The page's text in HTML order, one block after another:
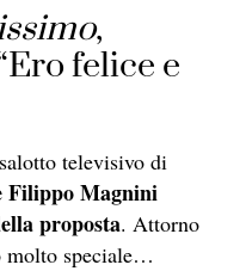
,
felice e
televisivo di
Filippo Magnini
proposta. Attorno
molto speciale…